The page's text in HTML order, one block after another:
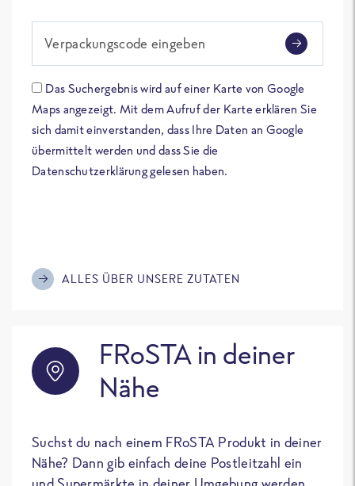
Verpackungscode eingeben
Das Suchergebnis wird auf einer Karte von Google
Maps angezeigt. Mit dem Aufruf der Karte erklären Sie
sich damit einverstanden, dass Ihre Daten an Google
übermittelt werden und dass Sie die
Datenschutzerklärung gelesen haben.
ALLES ÜBER UNSERE ZUTATEN
FRoSTA in deiner
Nähe
Suchst du nach einem FRoSTA Produkt in deiner
Nähe? Dann gib einfach deine Postleitzahl ein